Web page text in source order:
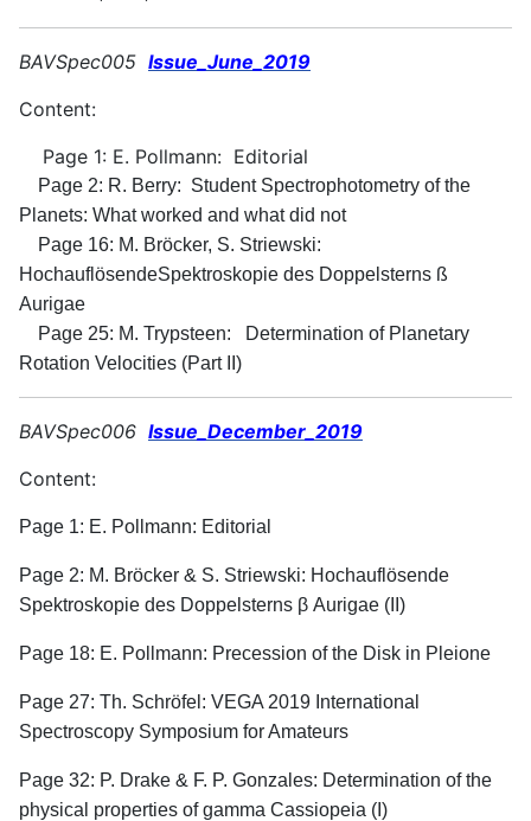
BAVSpec005 Issue_June_2019
Content:
Page 1: E. Pollmann: Editorial
Page 2: R. Berry: Student Spectrophotometry of the
Planets: What worked and what did not
Page 16: M. Bröcker, S. Striewski:
HochauflösendeSpektroskopie des Doppelsterns ß
Aurigae
Page 25: M. Trypsteen: Determination of Planetary
Rotation Velocities (Part II)
BAVSpec006 Issue_December_2019
Content:
Page 1: E. Pollmann: Editorial
Page 2: M. Bröcker & S. Striewski: Hochauflösende
Spektroskopie des Doppelsterns β Aurigae (II)
Page 18: E. Pollmann: Precession of the Disk in Pleione
Page 27: Th. Schröfel: VEGA 2019 International
Spectroscopy Symposium for Amateurs
Page 32: P. Drake & F. P. Gonzales: Determination of the
physical properties of gamma Cassiopeia (I)